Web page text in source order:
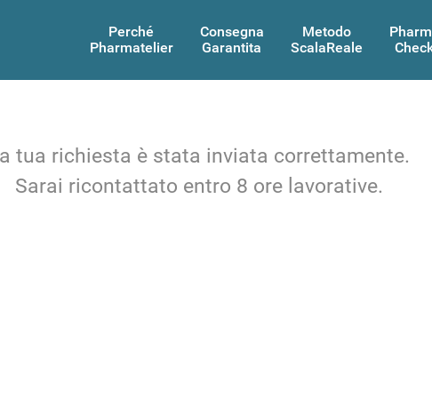
Perché
Pharmatelier
Consegna
Garantita
Metodo
ScalaReale
tua richiesta è stata inviata correttamente.
Sarai ricontattato entro 8 ore lavorative.